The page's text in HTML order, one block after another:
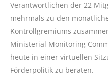
Verantwortlichen der 22
mehrmals zu den
Kontrollgremiums
Ministerial Monitoring
heute in einer virtuellen
Förderpolitik zu beraten.